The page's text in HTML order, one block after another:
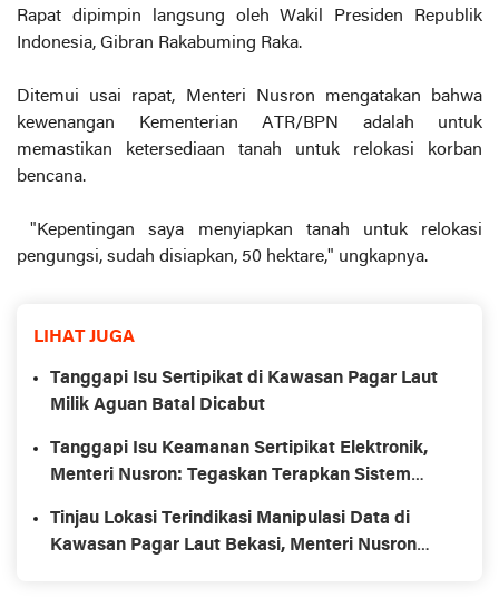
Rapat dipimpin langsung oleh Wakil Presiden Republik
Indonesia, Gibran Rakabuming Raka.
Ditemui usai rapat, Menteri Nusron mengatakan bahwa
kewenangan Kementerian ATR/BPN adalah untuk
memastikan ketersediaan tanah untuk relokasi korban
bencana.
"Kepentingan saya menyiapkan tanah untuk relokasi
pengungsi, sudah disiapkan, 50 hektare," ungkapnya.
LIHAT JUGA
Tanggapi Isu Sertipikat di Kawasan Pagar Laut
Milik Aguan Batal Dicabut
Tanggapi Isu Keamanan Sertipikat Elektronik,
Menteri Nusron: Tegaskan Terapkan Sistem
Tinjau Lokasi Terindikasi Manipulasi Data di
Kawasan Pagar Laut Bekasi, Menteri Nusron